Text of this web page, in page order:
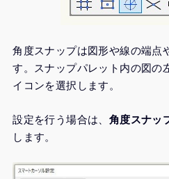
角度スナップは図形や線の端点
す。スナップパレット内の図の
イコンを選択します。
設定を行う場合は、 角度スナッ
します。